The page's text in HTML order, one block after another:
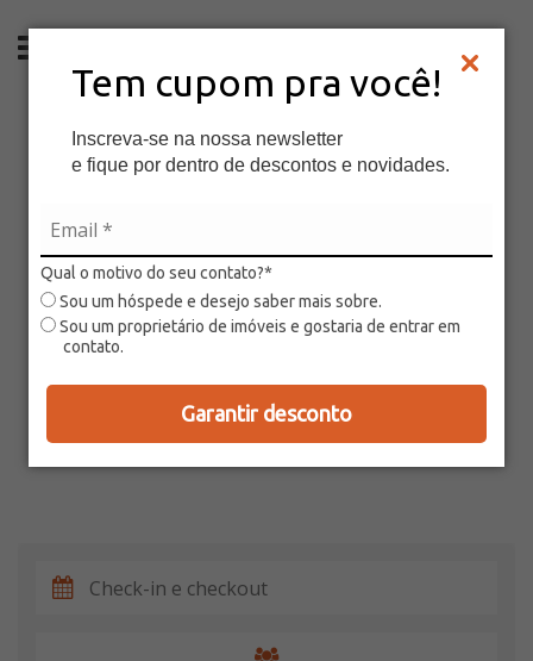
Tem cupom pra você!
Inscreva-se na nossa newsletter
e fique por dentro de descontos e novidades.
Qual o motivo do seu contato?*
Sou um hóspede e desejo saber mais sobre.
Sou um proprietário de imóveis e gostaria de entrar em
contato.
Garantir desconto